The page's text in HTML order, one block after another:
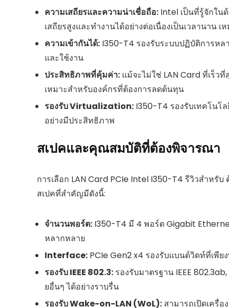
ความเสถียรและความน่าเชื่อถือ: Intel เป็นที่รู้จักใ
เสถียรสูงและทำงานได้อย่างต่อเนื่องเป็นเวลานาน
ความเข้ากันได้: I350-T4 รองรับระบบปฏิบัติการหล
และใช้งาน
ประสิทธิภาพที่คุ้มค่า: แม้จะไม่ใช่ LAN Card ที่เร็ว
เหมาะสำหรับองค์กรที่ต้องการลดต้นทุน
รองรับ Virtualization: I350-T4 รองรับเทคโนโ
อย่างมีประสิทธิภาพ
สเปคและคุณสมบัติที่ต้องพิจารณา
การเลือก LAN Card PCIe Intel I350-T4 รีวิวสำหรั
สเปคที่สำคัญมีดังนี้:
จำนวนพอร์ต: I350-T4 มี 4 พอร์ต Gigabit
หลากหลาย
Interface: PCIe Gen2 x4 รองรับแบนด์วิดท์ที่เพี
รองรับ IEEE 802.3: รองรับมาตรฐาน IEEE
ยอื่นๆ ได้อย่างราบรื่น
รองรับ Wake-on-LAN (WoL): สามารถเปิดเครื่